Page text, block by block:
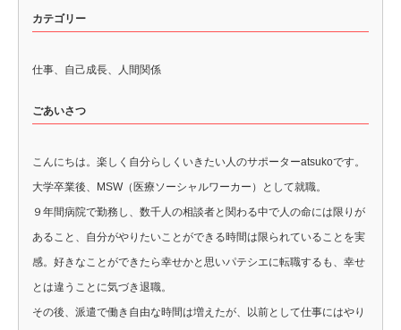
カテゴリー
仕事、自己成長、人間関係
ごあいさつ
こんにちは。楽しく自分らしくいきたい人のサポーターatsukoです。
大学卒業後、MSW（医療ソーシャルワーカー）として就職。
９年間病院で勤務し、数千人の相談者と関わる中で人の命には限りが
あること、自分がやりたいことができる時間は限られていることを実
感。好きなことができたら幸せかと思いパテシエに転職するも、幸せ
とは違うことに気づき退職。
その後、派遣で働き自由な時間は増えたが、以前として仕事にはやり